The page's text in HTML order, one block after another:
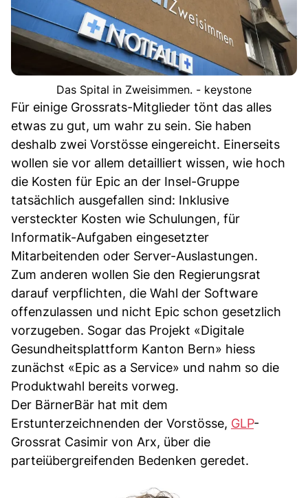
Das Spital in Zweisimmen. - keystone
Für einige Grossrats-Mitglieder tönt das alles
etwas zu gut, um wahr zu sein. Sie haben
deshalb zwei Vorstösse eingereicht. Einerseits
wollen sie vor allem detailliert wissen, wie hoch
die Kosten für Epic an der Insel-Gruppe
tatsächlich ausgefallen sind: Inklusive
versteckter Kosten wie Schulungen, für
Informatik-Aufgaben eingesetzter
Mitarbeitenden oder Server-Auslastungen.
Zum anderen wollen Sie den Regierungsrat
darauf verpflichten, die Wahl der Software
offenzulassen und nicht Epic schon gesetzlich
vorzugeben. Sogar das Projekt «Digitale
Gesundheitsplattform Kanton Bern» hiess
zunächst «Epic as a Service» und nahm so die
Produktwahl bereits vorweg.
Der BärnerBär hat mit dem
Erstunterzeichnenden der Vorstösse, GLP-
Grossrat Casimir von Arx, über die
parteiübergreifenden Bedenken geredet.